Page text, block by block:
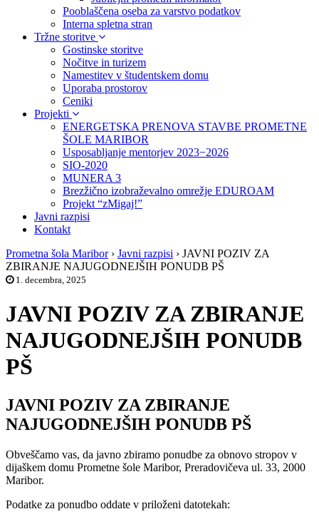
Pooblaščena oseba za varstvo podatkov
Interna spletna stran
Tržne storitve
Gostinske storitve
Nočitve in turizem
Namestitev v študentskem domu
Uporaba prostorov
Ceniki
Projekti
ENERGETSKA PRENOVA STAVBE PROMETNE
ŠOLE MARIBOR
Usposabljanje mentorjev 2023−2026
SIO-2020
MUNERA 3
Brezžično izobraževalno omrežje EDUROAM
Projekt “zMigaj!”
Javni razpisi
Kontakt
Prometna šola Maribor › Javni razpisi › JAVNI POZIV ZA
ZBIRANJE NAJUGODNEJŠIH PONUDB PŠ
1. decembra, 2025
JAVNI POZIV ZA ZBIRANJE
NAJUGODNEJŠIH PONUDB
PŠ
JAVNI POZIV ZA ZBIRANJE
NAJUGODNEJŠIH PONUDB PŠ
Obveščamo vas, da javno zbiramo ponudbe za obnovo stropov v
dijaškem domu Prometne šole Maribor, Preradovičeva ul. 33, 2000
Maribor.
Podatke za ponudbo oddate v priloženi datotekah: